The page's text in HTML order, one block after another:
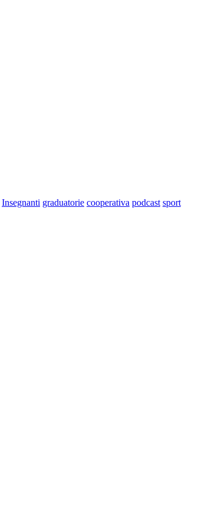
Insegnanti graduatorie cooperativa podcast sport